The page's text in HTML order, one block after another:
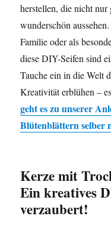
herstellen, die nicht nur
wunderschön
Familie oder als
diese DIY-Seifen sind
Tauche ein in die Welt
Kreativität erblühen –
geht es zu unserer
Blütenblättern selber
Kerze mit
Ein kreatives
verzaubert!